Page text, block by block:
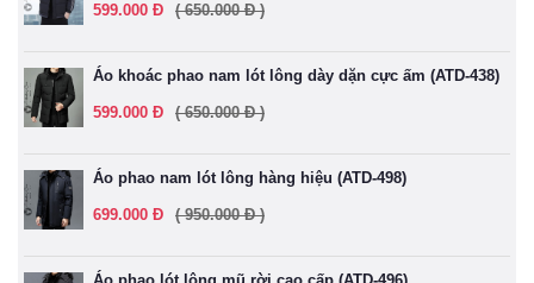
599.000 Đ ( 650.000 Đ )
Áo khoác phao nam lót lông dày dặn cực ấm (ATD-438)
599.000 Đ ( 650.000 Đ )
Áo phao nam lót lông hàng hiệu (ATD-498)
699.000 Đ ( 950.000 Đ )